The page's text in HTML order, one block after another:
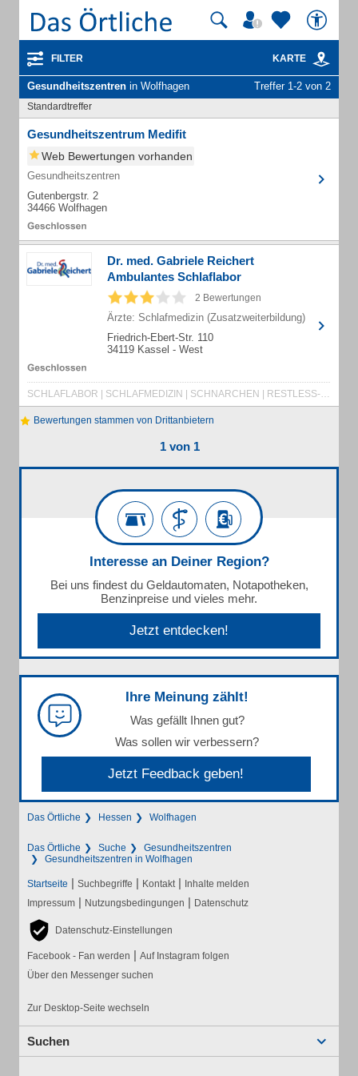
FILTER KARTE
Gesundheitszentren in Wolfhagen Treffer 1-2 von 2
Standardtreffer
Gesundheitszentrum Medifit
Web Bewertungen vorhanden
Gesundheitszentren
Gutenbergstr. 2
34466 Wolfhagen
Dr. med. Gabriele Reichert
Ambulantes Schlaflabor
2 Bewertungen
Ärzte: Schlafmedizin (Zusatzweiterbildung)
Friedrich-Ebert-Str. 110
34119 Kassel - West
SCHLAFLABOR | SCHLAFMEDIZIN | SCHNARCHEN | RESTLESS-LEGS | EINSCHLAFSTÖRUNGEN | SCHLAFSTÖRUNGEN | NARKOLEPSIE | SCHLAFAPNOE | REICHERT FACHÄRZTIN | NATURHEILVERFAHREN | SCHMERZTHERAPIE | GESUNDHEITSZENTRUM | AKUPUNKTUR | SCHLAFEN | EINSCHLAFEN | SCHNARCHER | SCHLAFHYGIENE | SCHNARCHBEHANDLUNG | SCHLAFATMUNGSSTÖRUNGEN | ENTWÖHNUNG VON SCHLAFMEDIKAMENTEN | ATEMHILFE | SCHLAFMITTELENTWÖHNUNG | CHRONISCHE SCHLÄFRIGKEIT | SCHLAFTHERAPIE | SCHLAFLABOR KASSEL | SCHLAFLABOR HESSEN | SCHLAFLABOR NORDHESSEN
Bewertungen stammen von Drittanbietern
1 von 1
Interesse an Deiner Region?
Bei uns findest du Geldautomaten, Notapotheken,
Benzinpreise und vieles mehr.
Jetzt entdecken!
Ihre Meinung zählt!
Was gefällt Ihnen gut?
Was sollen wir verbessern?
Jetzt Feedback geben!
Das Örtliche Hessen Wolfhagen
Das Örtliche Suche
Gesundheitszentren
Gesundheitszentren in Wolfhagen
Startseite | Suchbegriffe | Kontakt | Inhalte melden
Impressum | Nutzungsbedingungen | Datenschutz
Datenschutz-Einstellungen
Facebook - Fan werden | Auf Instagram folgen
Über den Messenger suchen
Zur Desktop-Seite wechseln
Suchen